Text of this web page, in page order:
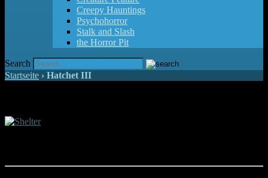
Creepy Hauntings
Psychohorror
Stalk and Slash
the Horror Pit
Search
Startseite › Hatchet III